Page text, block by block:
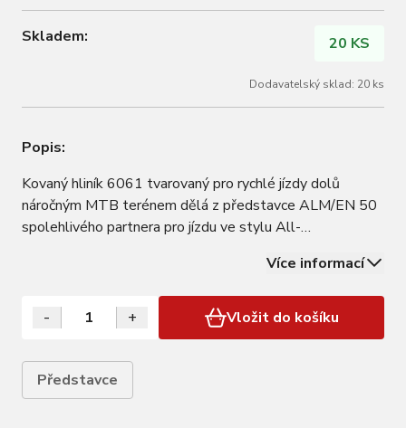
Skladem: 20 KS
Dodavatelský sklad: 20 ks
Popis:
Kovaný hliník 6061 tvarovaný pro rychlé jízdy dolů
náročným MTB terénem dělá z představce ALM/EN 50
spolehlivého partnera pro jízdu ve stylu All-
konstrukci jachet, v automobilových podvozcích nebo
taky na výrobu potápěčských tlakových lahví. Tato…
Více informací
- + Vložit do košíku
Představce